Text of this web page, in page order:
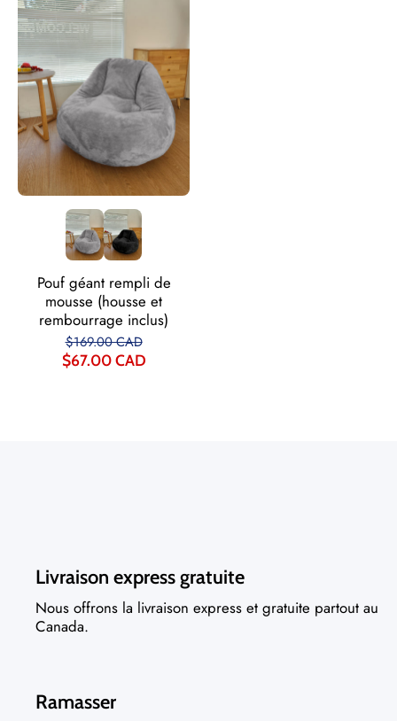
Pouf géant rempli de
mousse (housse et
rembourrage inclus)
$169.00 CAD
$67.00 CAD
Livraison express gratuite
Nous offrons la livraison express et gratuite partout au
Canada.
Ramasser